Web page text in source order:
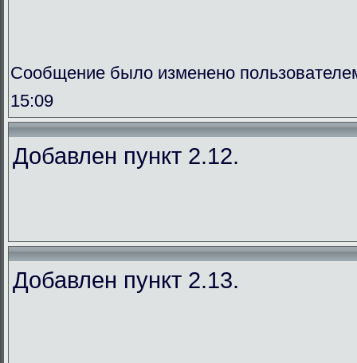
Сообщение было изменено
15:09
Добавлен пункт 2.12.
Добавлен пункт 2.13.